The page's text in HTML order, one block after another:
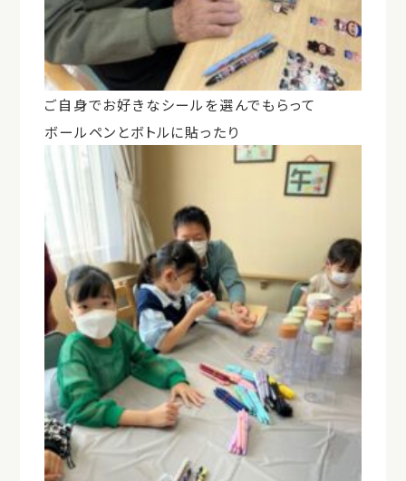
ご自身でお好きなシールを選んでもらって
ボールペンとボトルに貼ったり